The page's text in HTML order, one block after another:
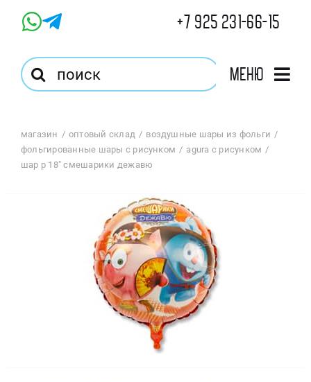
+7 925 231-66-15
Результат
поиска:
Меню
Магазин
Оптовый Магазин
магазин оптовый склад
воздушные шары из фольги
фольгированные шары с рисунком
agura с рисунком
шар р 18″ смешарики дежавю